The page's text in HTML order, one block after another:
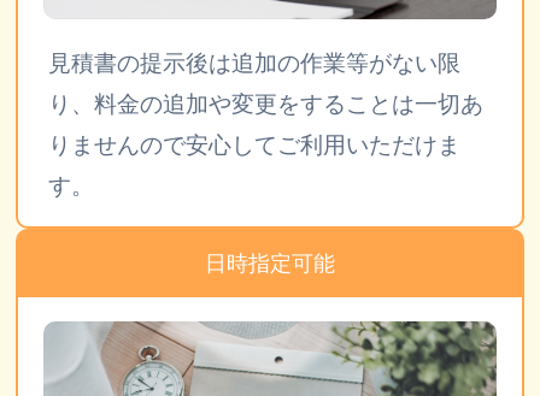
見積書の提示後は追加の作業等がない限
り、料金の追加や変更をすることは一切あ
りませんので安心してご利用いただけま
す。
日時指定可能